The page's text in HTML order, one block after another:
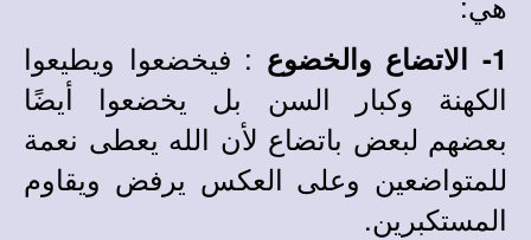
1- الاتضاع والخضوع
: فيخضعوا ويطيعوا
الكهنة وكبار السن بل يخضعوا أيضًا
بعضهم لبعض باتضاع لأن الله يعطى نعمة
للمتواضعين وعلى العكس يرفض ويقاوم
المستكبرين.